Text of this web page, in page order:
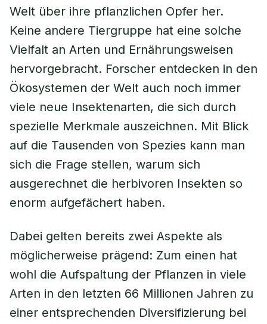
Welt über ihre pflanzlichen Opfer her.
Keine andere Tiergruppe hat eine solche
Vielfalt an Arten und Ernährungsweisen
hervorgebracht. Forscher entdecken in den
Ökosystemen der Welt auch noch immer
viele neue Insektenarten, die sich durch
spezielle Merkmale auszeichnen. Mit Blick
auf die Tausenden von Spezies kann man
sich die Frage stellen, warum sich
ausgerechnet die herbivoren Insekten so
enorm aufgefächert haben.
Dabei gelten bereits zwei Aspekte als
möglicherweise prägend: Zum einen hat
wohl die Aufspaltung der Pflanzen in viele
Arten in den letzten 66 Millionen Jahren zu
einer entsprechenden Diversifizierung bei